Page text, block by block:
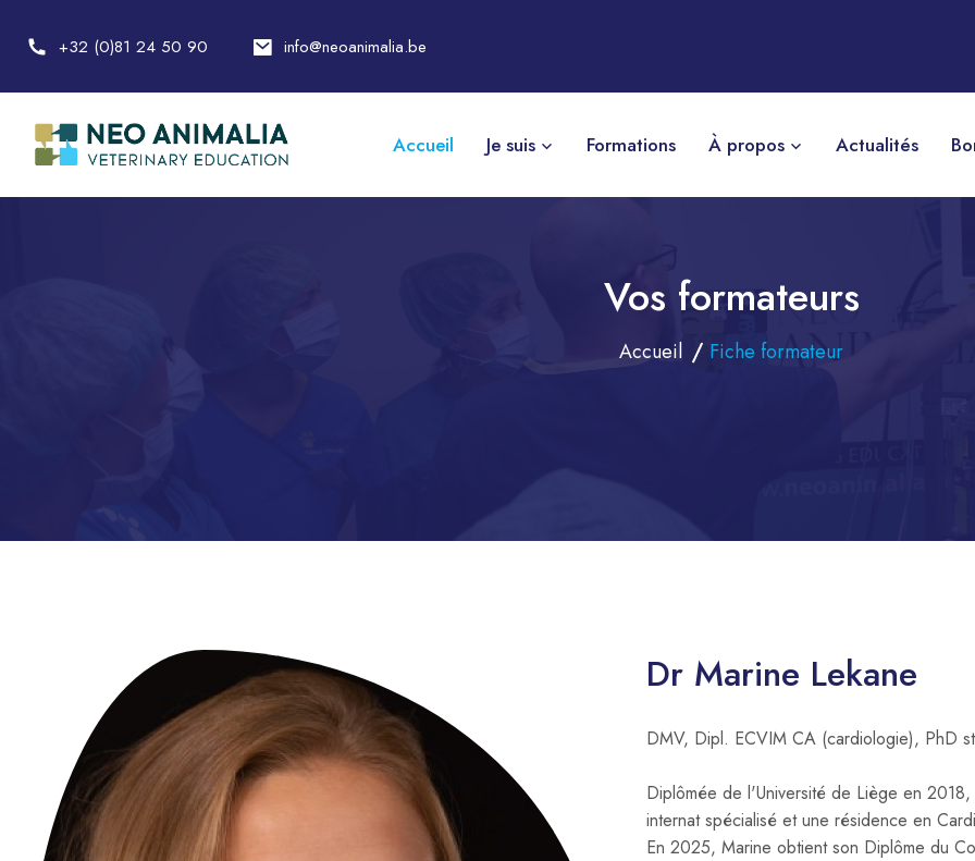
+32 (0)81 24 50 90 info@neoanimalia.be
Accueil Je suis Formations À propos Actualités
Vos formateurs
Accueil Fiche formateur
Dr Marine Lekane
DMV, Dipl. ECVIM CA (cardiologie), PhD
Diplômée de l'Université de Liège en
internat spécialisé et une résidence en
En 2025, Marine obtient son Diplôme du